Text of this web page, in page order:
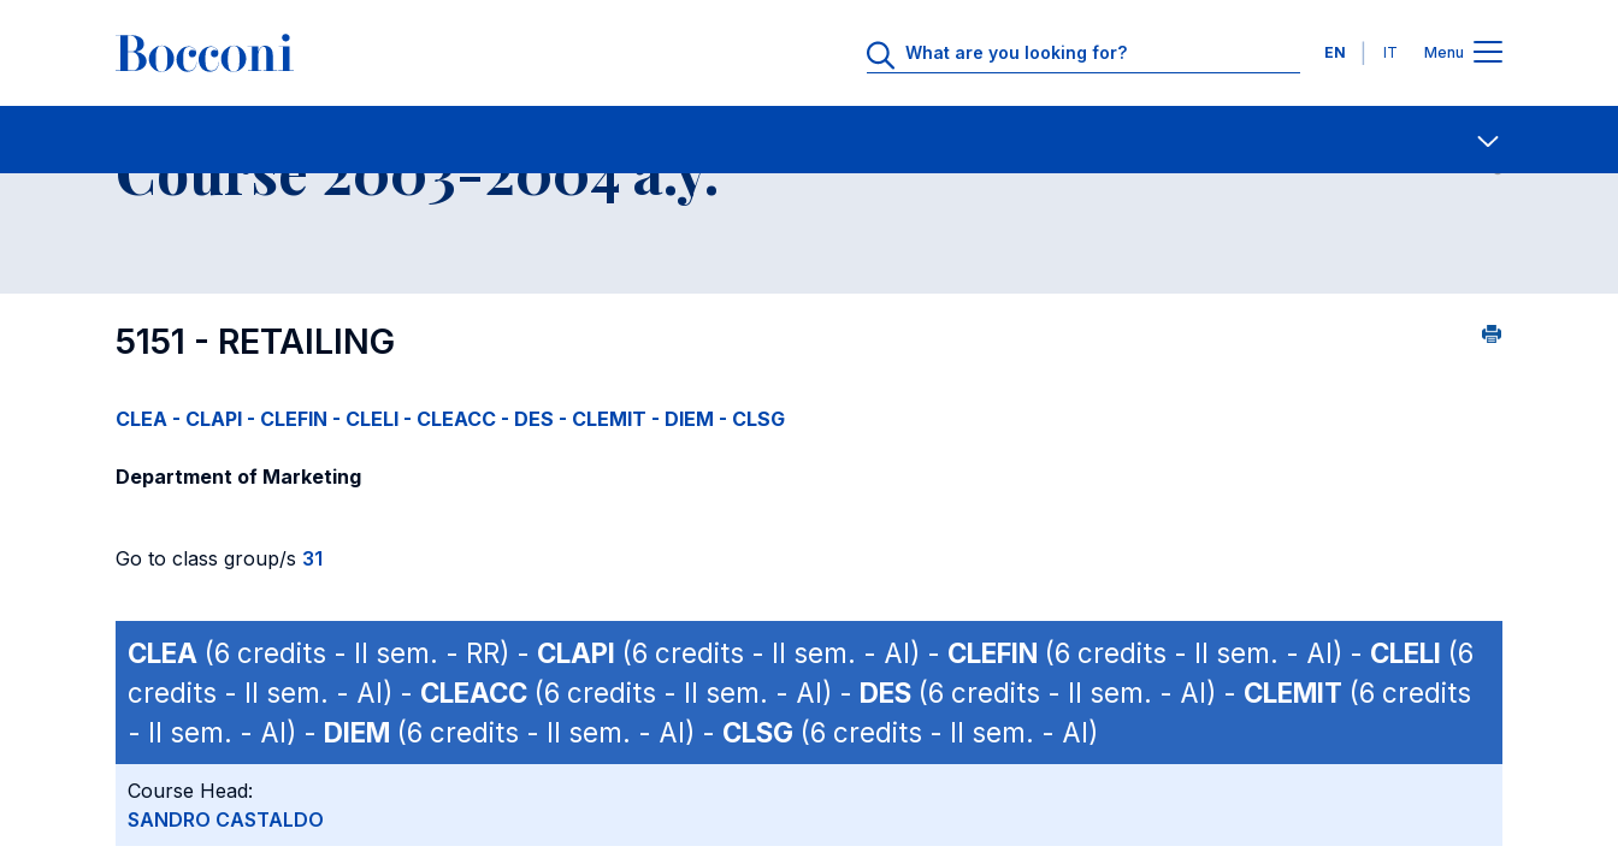
Languages
EN IT Menu
- Contact Us
Course 2003-2004 a.y.
5151 - RETAILING
CLEA - CLAPI - CLEFIN - CLELI - CLEACC - DES - CLEMIT - DIEM - CLSG
Department of Marketing
Go to class group/s 31
CLEA (6 credits - II sem. - RR) - CLAPI (6 credits - II sem. - AI) - CLEFIN (6 credits - II sem. - AI) - CLELI (6
credits - II sem. - AI) - CLEACC (6 credits - II sem. - AI) - DES (6 credits - II sem. - AI) - CLEMIT (6 credits
- II sem. - AI) - DIEM (6 credits - II sem. - AI) - CLSG (6 credits - II sem. - AI)
Course Head:
SANDRO CASTALDO